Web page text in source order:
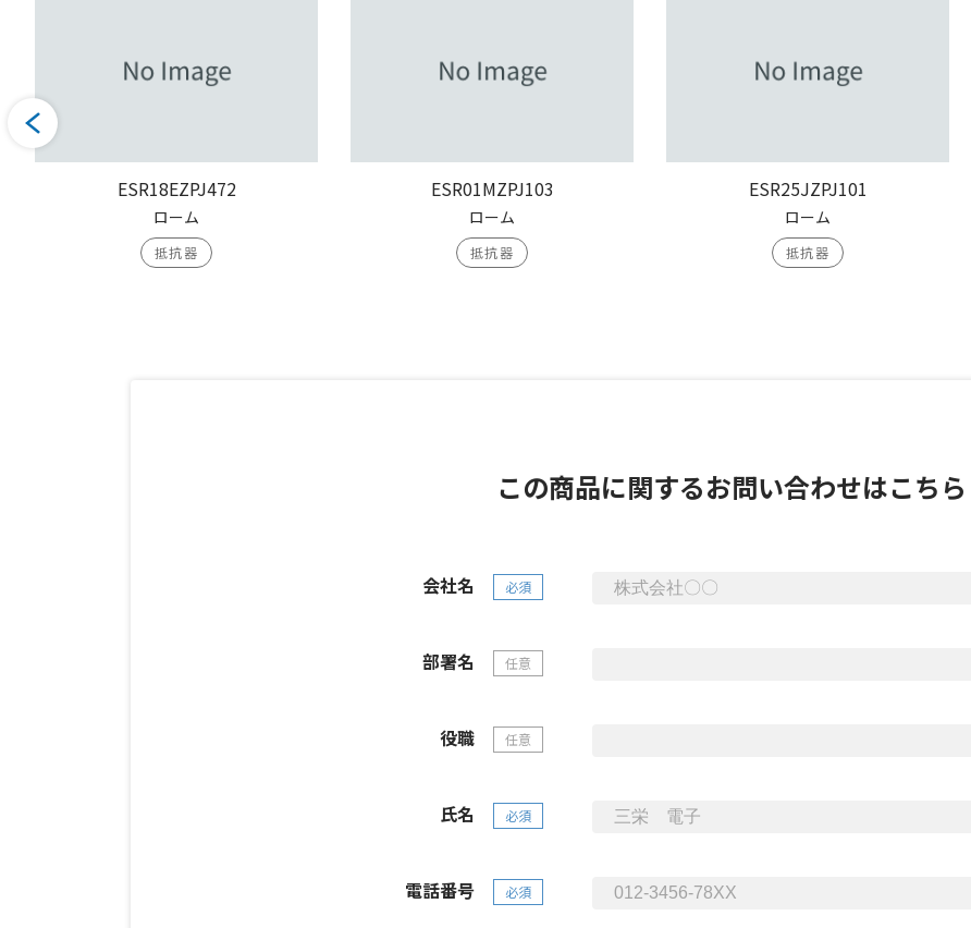
ESR18EZPJ472
ローム
抵抗器
ESR01MZPJ103
ローム
抵抗器
ESR25JZPJ101
ローム
抵抗器
この商品に関するお問い合わせはこちら
会社名 必須
部署名 任意
役職 任意
氏名 必須
電話番号 必須